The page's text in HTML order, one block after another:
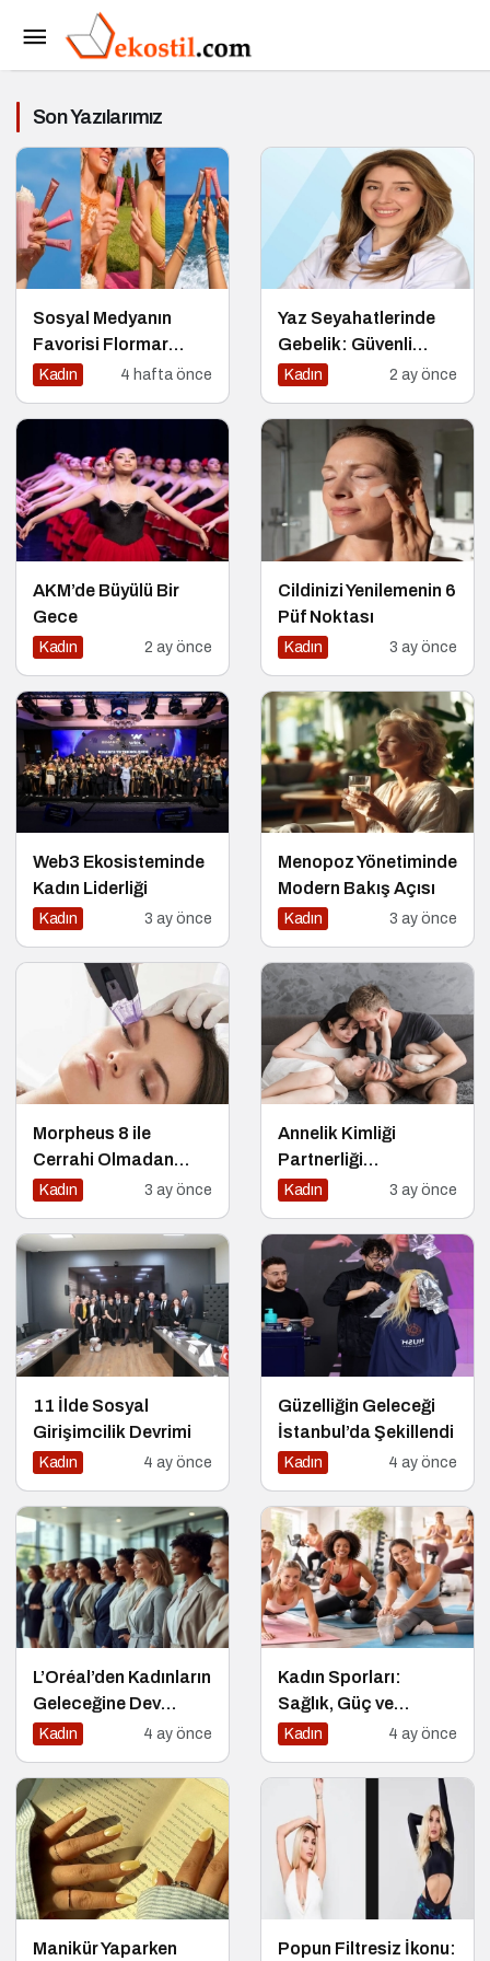
Son Yazılarımız
Sosyal Medyanın
Favorisi Flormar
Puffy Liquid Blush
Eklendi!
Kadın 4 hafta önce
Yaz Seyahatlerinde
Gebelik: Güvenli
Yolculuk İçin 7 Altın
Kadın 2 ay önce
AKM’de Büyülü Bir
Gece
Kadın 2 ay önce
Cildinizi Yenilemenin 6
Püf Noktası
Kadın 3 ay önce
Web3 Ekosisteminde
Kadın Liderliği
Kadın 3 ay önce
Menopoz Yönetiminde
Modern Bakış Açısı
Kadın 3 ay önce
Morpheus 8 ile
Cerrahi Olmadan
Genç ve Sıkı Bir Cilt
Kadın 3 ay önce
Annelik Kimliği
Partnerliği
Gölgelemesin
Kadın 3 ay önce
11 İlde Sosyal
Girişimcilik Devrimi
Kadın 4 ay önce
Güzelliğin Geleceği
İstanbul’da Şekillendi
Kadın 4 ay önce
L’Oréal’den Kadınların
Geleceğine Dev
Yatırım
Kadın 4 ay önce
Kadın Sporları:
Sağlık, Güç ve
Özgüvenin Anahtarı
Kadın 4 ay önce
Manikür Yaparken
Popun Filtresiz İkonu: